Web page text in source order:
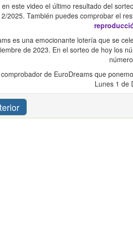
este video el último resultado del
2025. También puedes comprobar el
es una emocionante lotería que se
de 2023. En el sorteo de hoy los
de EuroDreams que
Lunes 1 de